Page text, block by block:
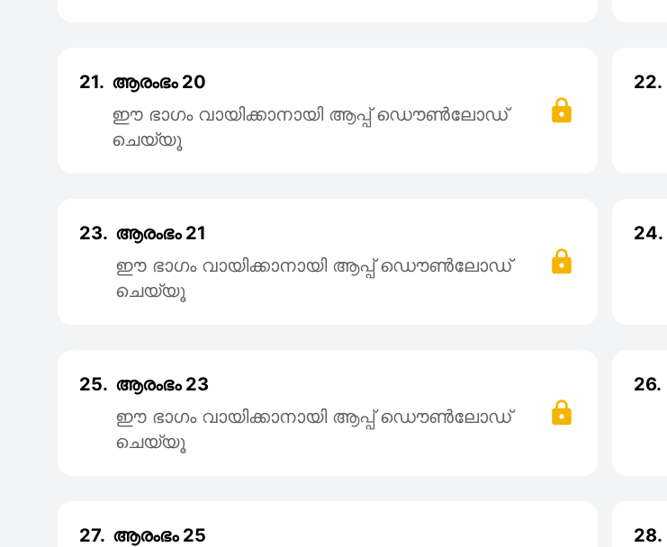
21. ആരംഭം 20
ഈ ഭാഗം വായിക്കാനായി ആപ്പ് ഡൌൺലോഡ്
ചെയ്യൂ
22.
23. ആരംഭം 21
ഈ ഭാഗം വായിക്കാനായി ആപ്പ് ഡൌൺലോഡ്
ചെയ്യൂ
24.
25. ആരംഭം 23
ഈ ഭാഗം വായിക്കാനായി ആപ്പ് ഡൌൺലോഡ്
ചെയ്യൂ
26.
27. ആരംഭം 25
28.